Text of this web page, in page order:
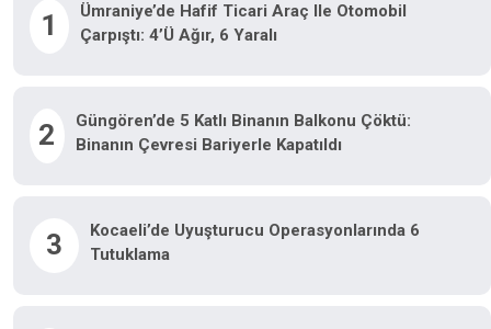
1
Ümraniye’de Hafif Ticari Araç Ile Otomobil
Çarpıştı: 4’ü Ağır, 6 Yaralı
2
Güngören’de 5 Katlı Binanın Balkonu Çöktü:
Binanın Çevresi Bariyerle Kapatıldı
3
Kocaeli’de Uyuşturucu Operasyonlarında 6
Tutuklama